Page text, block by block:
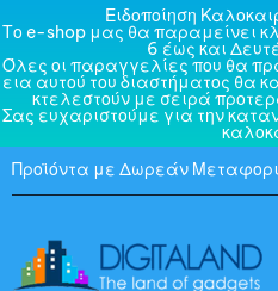
Ειδοποίηση
Το e-shop μας θα παραμείνει
6 έως και
Όλες οι παραγγελίες που θα
εια αυτού του διαστήματος θα
κτελεστούν με σειρά
Σας ευχαριστούμε για την
Προϊόντα με Δωρεάν